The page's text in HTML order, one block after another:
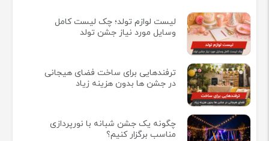
لیست لوازم تولد؛ چک لیست کامل
وسایل مورد نیاز جشن تولد
ترفندهایی برای ساخت فضای هیجانی
در جشن ها بدون هزینه زیاد
چگونه یک جشن شبانه با نورپردازی
مناسب برگزار کنیم؟